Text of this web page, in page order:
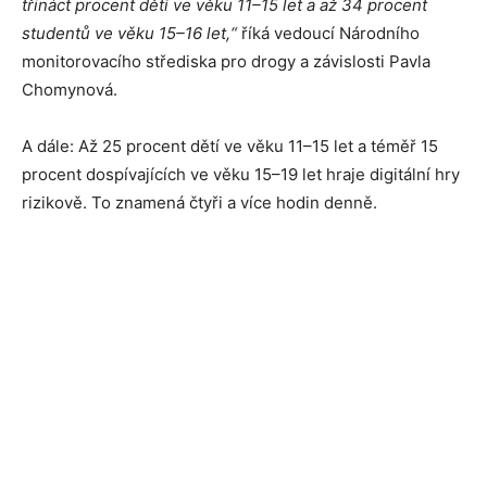
třináct procent dětí ve věku 11–15 let a až 34 procent
studentů ve věku 15–16 let,“říká vedoucí Národního
monitorovacího střediska pro drogy a závislosti Pavla
Chomynová.
A dále: Až 25 procent dětí ve věku 11–15 let a téměř 15
procent dospívajících ve věku 15–19 let hraje digitální hry
rizikově. To znamená čtyři a více hodin denně.